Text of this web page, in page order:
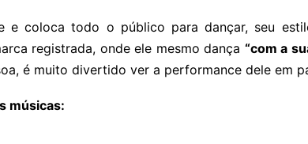
e coloca todo o público para dançar, seu
registrada, onde ele mesmo dança “com a
é muito divertido ver a performance dele em
músicas: